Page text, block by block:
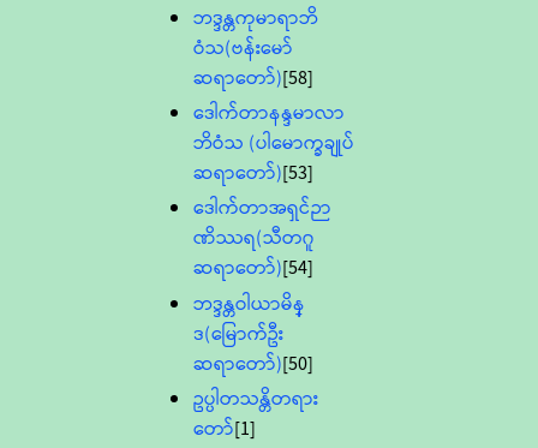
ဘဒ္ဒန္တကုမာရာဘိ
ဝံသ(ဗန်းမော်
ဆရာတော်)[58]
ဒေါက်တာနန္ဒမာလာ
ဘိဝံသ (ပါမောက္ခချုပ်
ဆရာတော်)[53]
ဒေါက်တာအရှင်ဉာ
ဏိဿရ(သီတဂူ
ဆရာတော်)[54]
ဘဒ္ဒန္တဝါယာမိန္
ဒ(မြောက်ဦး
ဆရာတော်)[50]
ဥပ္ပါတသန္တိတရား
တော်[1]